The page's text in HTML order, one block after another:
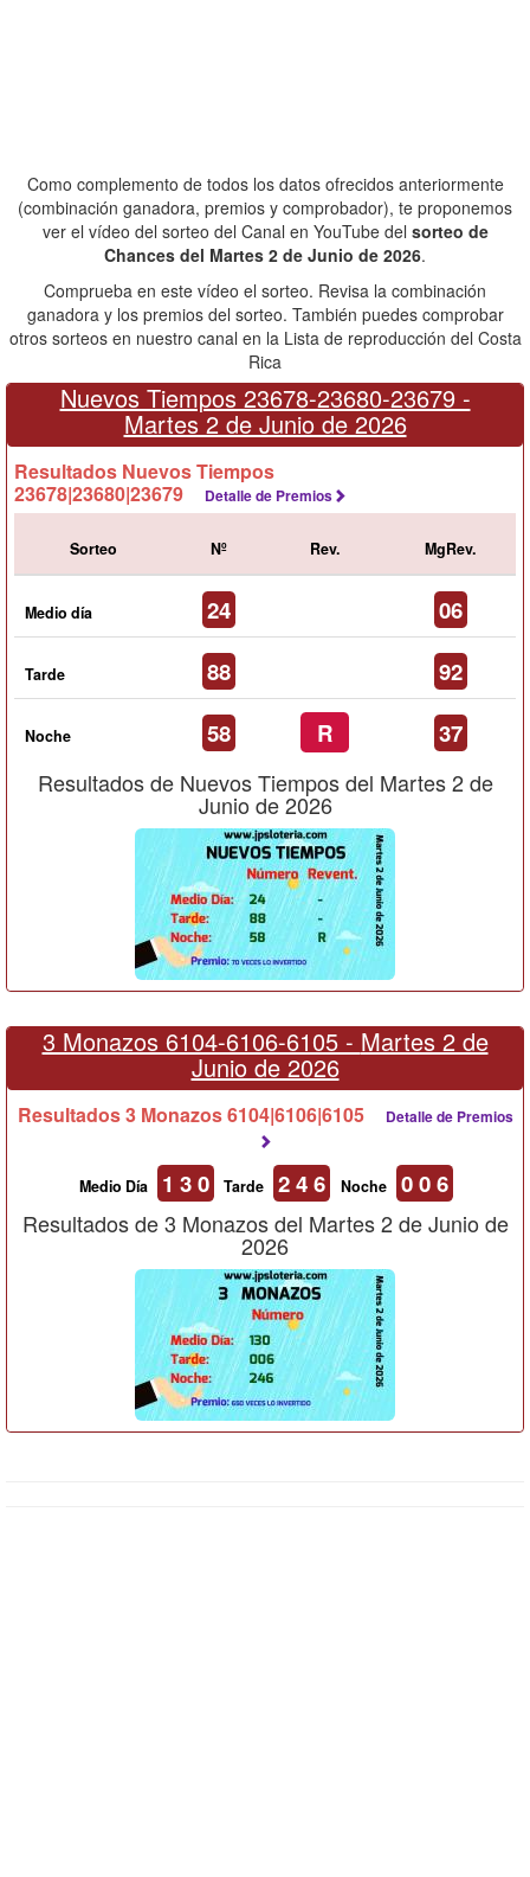
Como complemento de todos los datos ofrecidos anteriormente
(combinación ganadora, premios y comprobador), te proponemos
ver el vídeo del sorteo del Canal en YouTube del sorteo de
Chances del Martes 2 de Junio de 2026.
Comprueba en este vídeo el sorteo. Revisa la combinación
ganadora y los premios del sorteo. También puedes comprobar
otros sorteos en nuestro canal en la Lista de reproducción del Costa
Rica
Nuevos Tiempos 23678-23680-23679 -
Martes 2 de Junio de 2026
Resultados Nuevos Tiempos
23678|23680|23679
Detalle de Premios
Sorteo Nº Rev. MgRev.
Medio día 24 06
Tarde 88 92
Noche 58 R 37
Resultados de Nuevos Tiempos del Martes 2 de
Junio de 2026
3 Monazos 6104-6106-6105 - Martes 2 de
Junio de 2026
Resultados 3 Monazos 6104|6106|6105 Detalle de Premios
Medio Día 1 3 0 Tarde 2 4 6 Noche 0 0 6
Resultados de 3 Monazos del Martes 2 de Junio de
2026